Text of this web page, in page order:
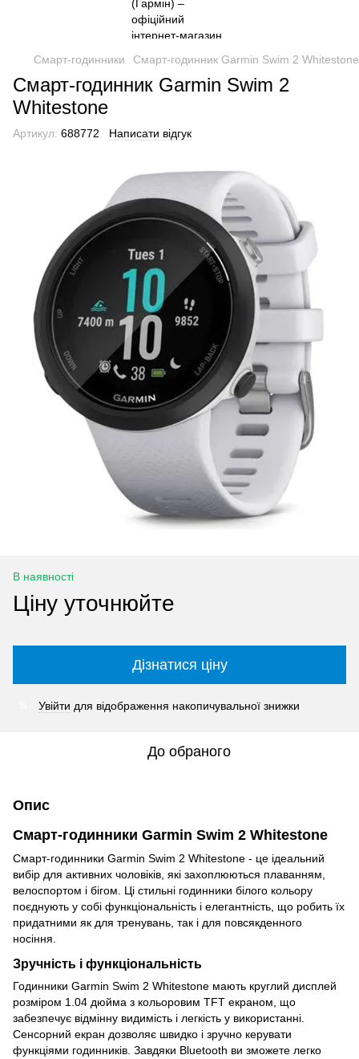
Смарт-годинники Смарт-годинник Garmin Swim 2 Whitestone
Смарт-годинник Garmin Swim 2
Whitestone
Артикул: 688772 Написати відгук
В наявності
Ціну уточнюйте
Дізнатися ціну
Увійти для відображення накопичувальної знижки
До обраного
Опис
Смарт-годинники Garmin Swim 2 Whitestone
Смарт-годинники Garmin Swim 2 Whitestone - це ідеальний
вибір для активних чоловіків, які захоплюються плаванням,
велоспортом і бігом. Ці стильні годинники білого кольору
поєднують у собі функціональність і елегантність, що робить їх
придатними як для тренувань, так і для повсякденного
носіння.
Зручність і функціональність
Годинники Garmin Swim 2 Whitestone мають круглий дисплей
розміром 1.04 дюйма з кольоровим TFT екраном, що
забезпечує відмінну видимість і легкість у використанні.
Сенсорний екран дозволяє швидко і зручно керувати
функціями годинників. Завдяки Bluetooth ви зможете легко